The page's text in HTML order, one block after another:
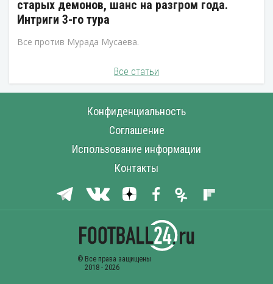
старых демонов, шанс на разгром года.
Интриги 3-го тура
Все против Мурада Мусаева.
Все статьи
Конфиденциальность
Соглашение
Использование информации
Контакты